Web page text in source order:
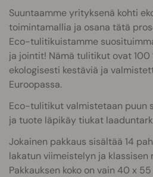
Suuntaamme yrityksenä kohti
toimintamallia ja osana tätä
Eco-tulitikuistamme
ja jointit! Nämä tulitikut ovat 100
ekologisesti kestäviä ja
Euroopassa.
Eco-tulitikut valmistetaan puun
ja tuote läpikäy tiukat
Jokainen pakkaus sisältää 14
lakatun viimeistelyn ja klassisen
Pakkauksen koko on vain 40 x